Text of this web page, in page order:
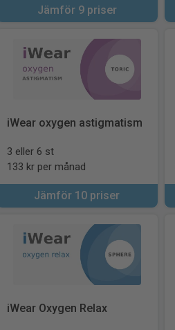
Jämför 9 priser
iWear oxygen astigmatism
3 eller 6 st
133 kr per månad
Jämför 10 priser
iWear Oxygen Relax